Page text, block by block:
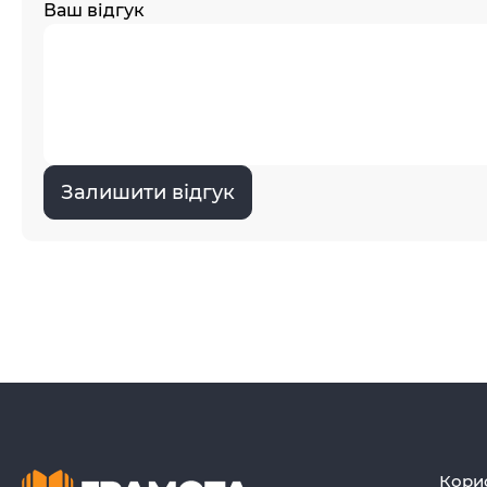
Ваш відгук
Залишити відгук